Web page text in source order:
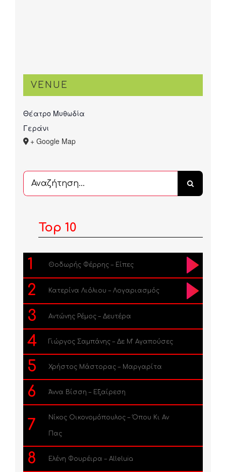
VENUE
Θέατρο Μυθωδία
Γεράνι
+ Google Map
Αναζήτηση
...
Top 10
1 Θοδωρής Φέρρης – Είπες
2 Κατερίνα Λιόλιου – Λογαριασμός
3 Αντώνης Ρέμος – Δευτέρα
4 Γιώργος Σαμπάνης – Δε Μ’ Αγαπούσες
5 Χρήστος Μάστορας – Μαργαρίτα
6 Άννα Βίσση – Εξαίρεση
7 Νίκος Οικονομόπουλος – Όπου Κι Αν
Πας
8 Ελένη Φουρέιρα – Alleluia